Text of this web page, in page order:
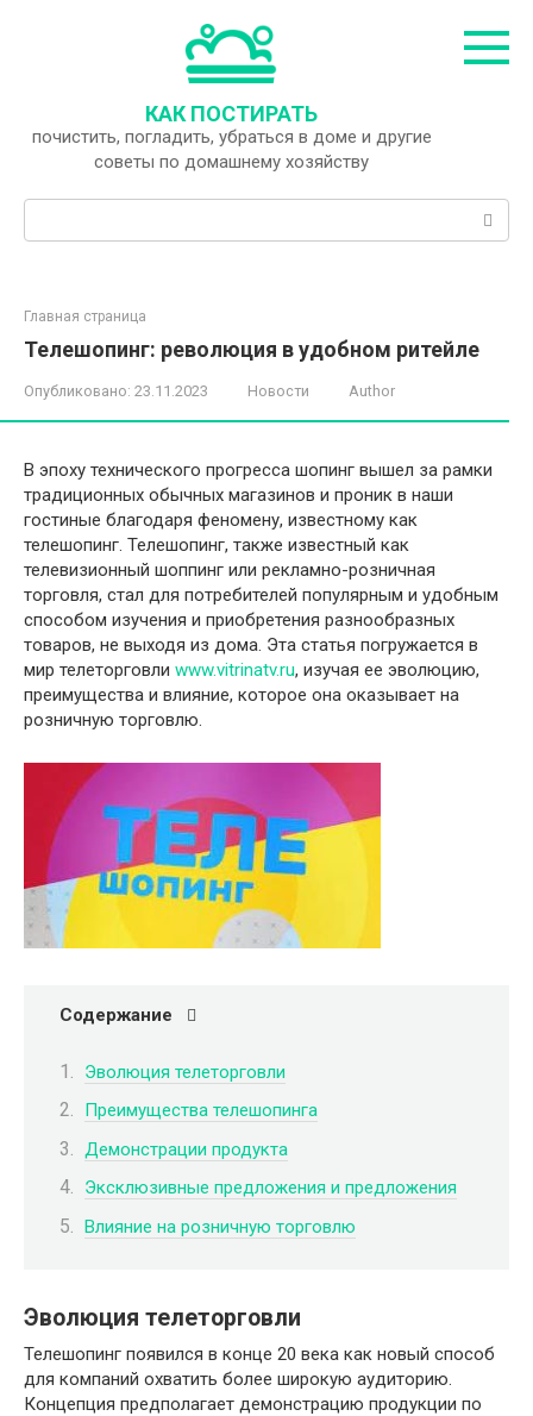
КАК ПОСТИРАТЬ
почистить, погладить, убраться в доме и другие
советы по домашнему хозяйству
Главная страница
Телешопинг: революция в удобном ритейле
Опубликовано: 23.11.2023 Новости Author
В эпоху технического прогресса шопинг вышел за рамки
традиционных обычных магазинов и проник в наши
гостиные благодаря феномену, известному как
телешопинг. Телешопинг, также известный как
телевизионный шоппинг или рекламно-розничная
торговля, стал для потребителей популярным и удобным
способом изучения и приобретения разнообразных
товаров, не выходя из дома. Эта статья погружается в
мир телеторговли www.vitrinatv.ru, изучая ее эволюцию,
преимущества и влияние, которое она оказывает на
розничную торговлю.
Содержание
Эволюция телеторговли
Преимущества телешопинга
Демонстрации продукта
Эксклюзивные предложения и предложения
Влияние на розничную торговлю
Эволюция телеторговли
Телешопинг появился в конце 20 века как новый способ
для компаний охватить более широкую аудиторию.
Концепция предполагает демонстрацию продукции по